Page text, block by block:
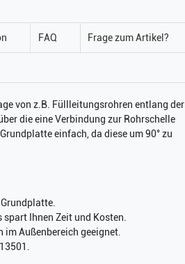
FAQ Frage zum Artikel?
von z.B. Füllleitungsrohren entlang der
die eine Verbindung zur Rohrschelle
einfach, da diese um 90° zu
Ihnen Zeit und Kosten.
Außenbereich geeignet.